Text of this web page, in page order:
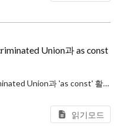
Union과 as const
TypeScript의 강력함: Discriminated Union과 'as const' 활용하기
읽기모드